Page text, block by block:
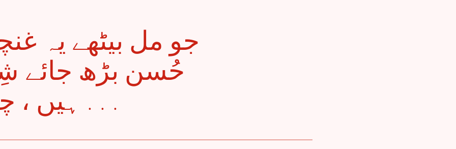
حُسن بڑھ جائے
ہیں ، چمن کا پیار ہے لیلیٰ . . .